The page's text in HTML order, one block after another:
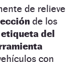
de relieve
de los
etiqueta del
con